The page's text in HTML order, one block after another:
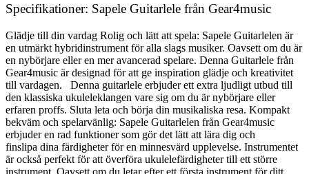
Specifikationer: Sapele Guitarlele från Gear4music
Glädje till din vardag Rolig och lätt att spela: Sapele Guitarlelen är
en utmärkt hybridinstrument för alla slags musiker. Oavsett om du är
en nybörjare eller en mer avancerad spelare. Denna Guitarlele från
Gear4music är designad för att ge inspiration glädje och kreativitet
till vardagen. Denna guitarlele erbjuder ett extra ljudligt utbud till
den klassiska ukuleleklangen vare sig om du är nybörjare eller
erfaren proffs. Sluta leta och börja din musikaliska resa. Kompakt
bekväm och spelarvänlig: Sapele Guitarlelen från Gear4music
erbjuder en rad funktioner som gör det lätt att lära dig och
finslipa dina färdigheter för en minnesvärd upplevelse. Instrumentet
är också perfekt för att överföra ukulelefärdigheter till ett större
instrument. Oavsett om du letar efter ett första instrument för ditt